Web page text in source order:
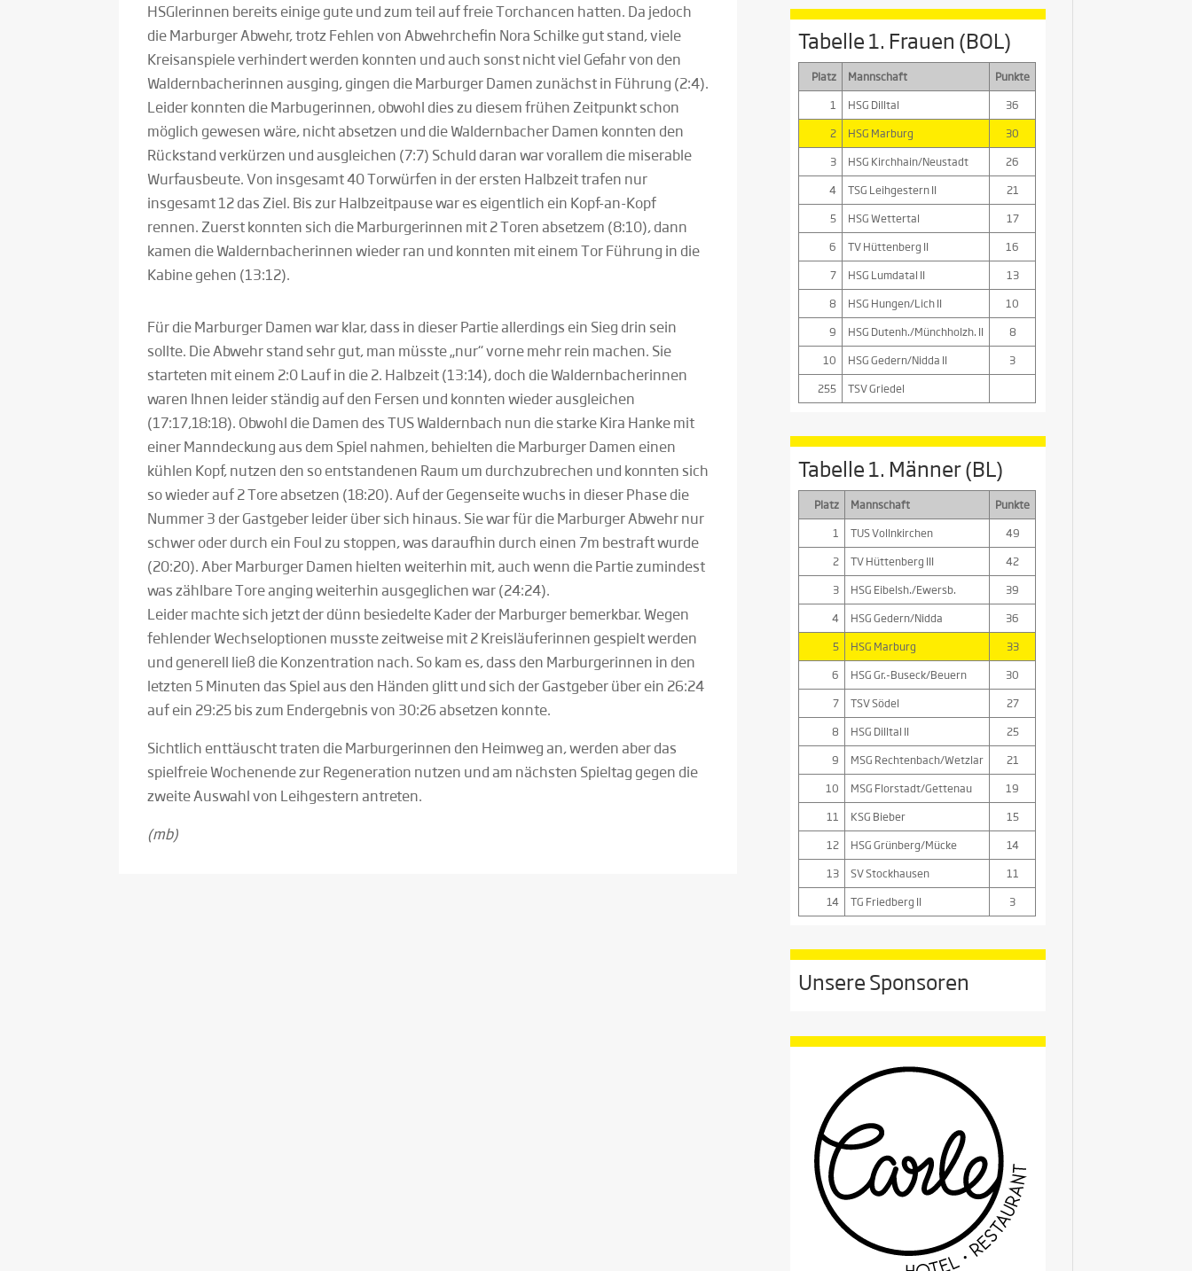
HSGlerinnen bereits einige gute und zum teil auf freie Torchancen hatten. Da jedoch
die Marburger Abwehr, trotz Fehlen von Abwehrchefin Nora Schilke gut stand, viele
Kreisanspiele verhindert werden konnten und auch sonst nicht viel Gefahr von den
Waldernbacherinnen ausging, gingen die Marburger Damen zunächst in Führung (2:4).
Leider konnten die Marbugerinnen, obwohl dies zu diesem frühen Zeitpunkt schon
möglich gewesen wäre, nicht absetzen und die Waldernbacher Damen konnten den
Rückstand verkürzen und ausgleichen (7:7) Schuld daran war vorallem die miserable
Wurfausbeute. Von insgesamt 40 Torwürfen in der ersten Halbzeit trafen nur
insgesamt 12 das Ziel. Bis zur Halbzeitpause war es eigentlich ein Kopf-an-Kopf
rennen. Zuerst konnten sich die Marburgerinnen mit 2 Toren absetzem (8:10), dann
kamen die Waldernbacherinnen wieder ran und konnten mit einem Tor Führung in die
Kabine gehen (13:12).
Für die Marburger Damen war klar, dass in dieser Partie allerdings ein Sieg drin sein
sollte. Die Abwehr stand sehr gut, man müsste „nur“ vorne mehr rein machen. Sie
starteten mit einem 2:0 Lauf in die 2. Halbzeit (13:14), doch die Waldernbacherinnen
waren Ihnen leider ständig auf den Fersen und konnten wieder ausgleichen
(17:17,18:18). Obwohl die Damen des TUS Waldernbach nun die starke Kira Hanke mit
einer Manndeckung aus dem Spiel nahmen, behielten die Marburger Damen einen
kühlen Kopf, nutzen den so entstandenen Raum um durchzubrechen und konnten sich
so wieder auf 2 Tore absetzen (18:20).Auf der Gegenseite wuchs in dieser Phase die
Nummer 3 der Gastgeber leider über sich hinaus. Sie war für die Marburger Abwehr nur
schwer oder durch ein Foul zu stoppen, was daraufhin durch einen 7m bestraft wurde
(20:20). Aber Marburger Damen hielten weiterhin mit, auch wenn die Partie zumindest
was zählbare Tore anging weiterhin ausgeglichen war (24:24).
Leider machte sich jetzt der dünn besiedelte Kader der Marburger bemerkbar. Wegen
fehlender Wechseloptionen musste zeitweise mit 2 Kreisläuferinnen gespielt werden
und generell ließ die Konzentration nach. So kam es, dass den Marburgerinnen in den
letzten 5 Minuten das Spiel aus den Händen glitt und sich der Gastgeber über ein 26:24
auf ein 29:25 bis zum Endergebnis von 30:26 absetzen konnte.
Sichtlich enttäuscht traten die Marburgerinnen den Heimweg an, werden aber das
spielfreie Wochenende zur Regeneration nutzen und am nächsten Spieltag gegen die
zweite Auswahl von Leihgestern antreten.
(mb)
Tabelle 1. Frauen (BOL)
Platz Mannschaft
Punkte
1
HSG Dilltal
36
2
HSG Marburg
30
3
HSG Kirchhain/Neustadt
26
4
TSG Leihgestern II
21
5
HSG Wettertal
17
6
TV Hüttenberg II
16
7
HSG Lumdatal II
13
8
HSG Hungen/Lich II
10
9
HSG Dutenh./Münchholzh. II
8
10
HSG Gedern/Nidda II
3
255
TSV Griedel
Tabelle 1. Männer (BL)
Platz Mannschaft
Punkte
1
TUS Vollnkirchen
49
2
TV Hüttenberg III
42
3
HSG Eibelsh./Ewersb.
39
4
HSG Gedern/Nidda
36
5
HSG Marburg
33
6
HSG Gr.-Buseck/Beuern
30
7
TSV Södel
27
8
HSG Dilltal II
25
9
MSG Rechtenbach/Wetzlar
21
10
MSG Florstadt/Gettenau
19
11
KSG Bieber
15
12
HSG Grünberg/Mücke
14
13
SV Stockhausen
11
14
TG Friedberg II 3
Unsere Sponsoren